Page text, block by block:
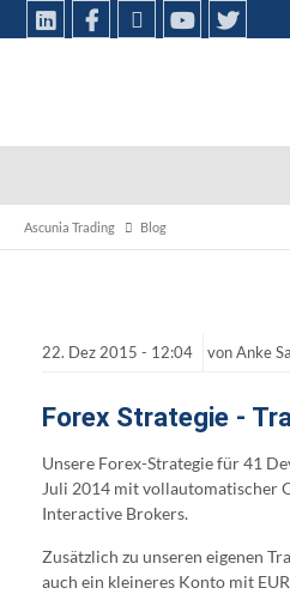
Ascunia Trading Blog
22. Dez 2015 - 12:04 vonAnke
Forex Strategie -
Unsere Forex-Strategie für 41
Juli 2014 mit vollautomatischer
Interactive Brokers.
Zusätzlich zu unseren eigenen
auch ein kleineres Konto mit